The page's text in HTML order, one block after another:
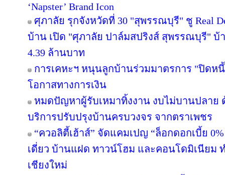
‘Napster’ Brand Icon
ศุภาลัย รุกจังหวัดที่ 30 "สุพรรณบุรี" ชู Real
บ้าน เปิด "ศุภาลัย ปาล์มสปริงส์ สุพรรณบุรี" บ้
4.39 ล้านบาท
การเคหะฯ หนุนลูกบ้านร่วมมาตรการ "ปิดห
โอกาสทางการเงิน
หมดปัญหาผู้รับเหมาทิ้งงาน งบไม่บานปลาย ด้
บริการปรับปรุงบ้านครบวงจร จากตราเพชร
“ควอลิตี้เฮ้าส์” จัดแคมเปญ “ล็อกดอกเบี้ย
เดี่ยว บ้านแฝด ทาวน์โฮม และคอนโดมิเนียม
เชียงใหม่